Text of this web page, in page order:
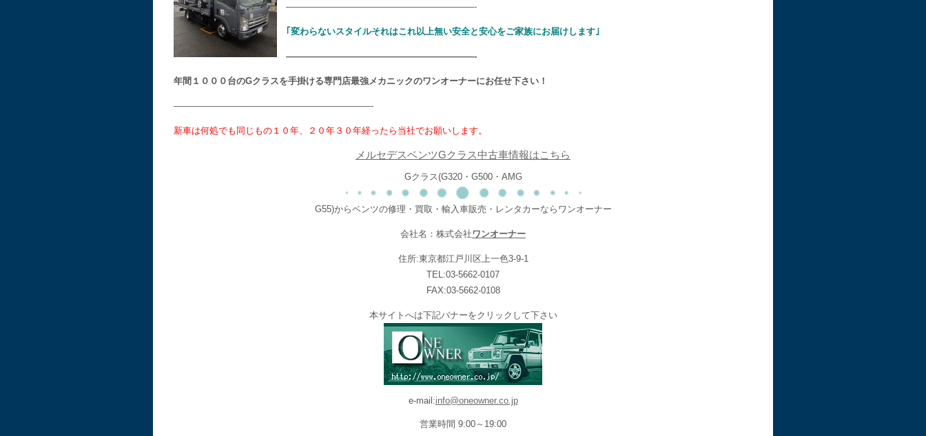
—————————————————————-
｢変わらないスタイルそれはこれ以上無い安全と安心をご家族にお届けします｣
—————————————————————-
年間１０００台のGクラスを手掛ける専門店最強メカニックのワンオーナーにお任せ下さい！
——————————————————————-
新車は何処でも同じもの１０年、２０年３０年経ったら当社でお願いします。
メルセデスベンツGクラス中古車情報はこちら
Gクラス(G320・G500・AMG
G55)からベンツの修理・買取・輸入車販売・レンタカーならワンオーナー
会社名：株式会社ワンオーナー
住所:東京都江戸川区上一色3-9-1
TEL:03-5662-0107
FAX:03-5662-0108
本サイトへは下記バナーをクリックして下さい
e-mail:info@oneowner.co.jp
営業時間 9:00～19:00